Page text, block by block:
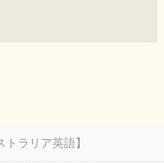
ラリア英語】